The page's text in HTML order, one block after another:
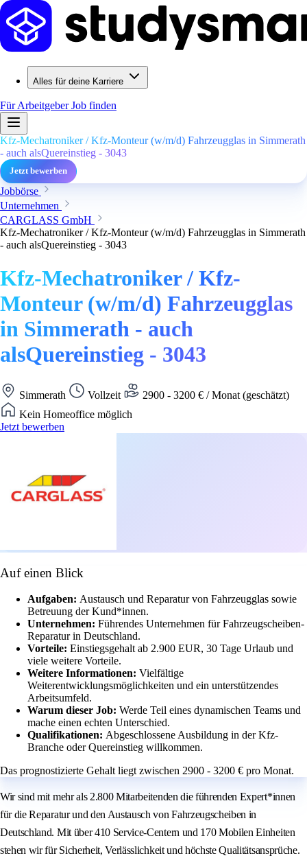
Alles für deine Karriere
Für ArbeitgeberJob finden
Kfz-Mechatroniker / Kfz-Monteur (w/m/d) Fahrzeugglas in Simmerath
- auch alsQuereinstieg - 3043
Jetzt bewerben
Jobbörse
Unternehmen
CARGLASS GmbH
Kfz-Mechatroniker / Kfz-Monteur (w/m/d) Fahrzeugglas in Simmerath
- auch alsQuereinstieg - 3043
Kfz-Mechatroniker / Kfz-
Monteur (w/m/d) Fahrzeugglas
in Simmerath - auch
alsQuereinstieg - 3043
Simmerath Vollzeit
2900 - 3200 € / Monat (geschätzt)
Kein Homeoffice möglich
Jetzt bewerben
Auf einen Blick
Aufgaben: Austausch und Reparatur von Fahrzeugglas sowie
Betreuung der Kund*innen.
Unternehmen: Führendes Unternehmen für Fahrzeugscheiben-
Reparatur in Deutschland.
Vorteile: Einstiegsgehalt ab 2.900 EUR, 30 Tage Urlaub und
viele weitere Vorteile.
Weitere Informationen: Vielfältige
Weiterentwicklungsmöglichkeiten und ein unterstützendes
Arbeitsumfeld.
Warum dieser Job: Werde Teil eines dynamischen Teams und
mache einen echten Unterschied.
Qualifikationen: Abgeschlossene Ausbildung in der Kfz-
Branche oder Quereinstieg willkommen.
Das prognostizierte Gehalt liegt zwischen 2900 - 3200 € pro Monat.
Wir sind mit mehr als 2.800 Mitarbeitenden die führenden Expert*innen
für die Reparatur und den Austausch von Fahrzeugscheiben in
Deutschland. Mit über 410 Service-Centern und 170 Mobilen Einheiten
stehen wir für Sicherheit, Verlässlichkeit und höchste Qualitätsansprüche.